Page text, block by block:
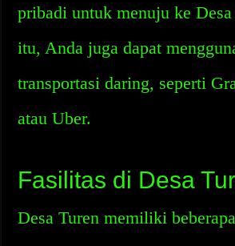
pribadi untuk menuju ke
itu, Anda juga dapat
transportasi daring, seperti
atau Uber.
Fasilitas di Desa
Desa Turen memiliki